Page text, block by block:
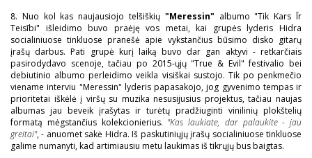
8. Nuo kol kas naujausiojo telšiškių "Meressin" albumo "Tik Kars Īr
Teisībi" išleidimo buvo praėję vos metai, kai grupės lyderis Hidra
socialiniuose tinkluose pranešė apie vykstančius būsimo disko gitarų
įrašų darbus. Pati grupė kurį laiką buvo dar gan aktyvi - retkarčiais
pasirodydavo scenoje, tačiau po 2015-ųjų "True & Evil" festivalio bei
debiutinio albumo perleidimo veikla visiškai sustojo. Tik po penkmečio
viename interviu "Meressin" lyderis papasakojo, jog gyvenimo tempas ir
prioritetai iškėlė į viršų su muzika nesusijusius projektus, tačiau naujas
albumas jau beveik įrašytas ir turėtų pradžiuginti vinilinių plokštelių
formatą mėgstančius kolekcionierius. "Kas laukiate, dar palaukite - jau
greitai", - anuomet sakė Hidra. Iš paskutiniųjų įrašų socialiniuose tinkluose
galime numanyti, kad artimiausiu metu laukimas iš tikrųjų bus baigtas.